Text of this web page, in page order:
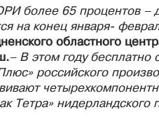
более 65 процентов –
на конец января-
областного
– В этом году бесплатно
российского
Тетра» нидерландского